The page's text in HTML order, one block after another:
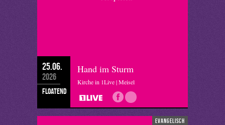
25.06.
2026
floatend
Hand im Sturm
Kirche in 1Live | Meisel
evangelisch